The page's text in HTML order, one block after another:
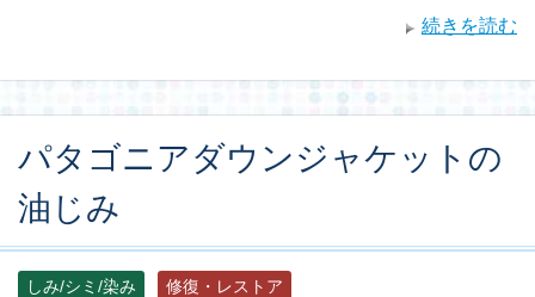
続きを読む
パタゴニアダウンジャケットの
油じみ
しみ/シミ/染み 修復・レストア